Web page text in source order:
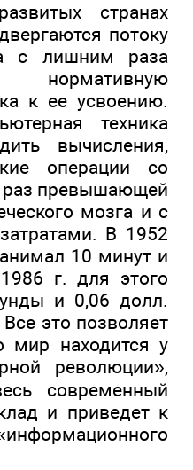
странах
потоку
с лишним раза
нормативную
к ее усвоению.
техника
вычисления,
операции со
раз превышающей
мозга и с
В 1952
10 минут и
г. для этого
и 0,06 долл.
это позволяет
мир находится у
революции»,
современный
и приведет к